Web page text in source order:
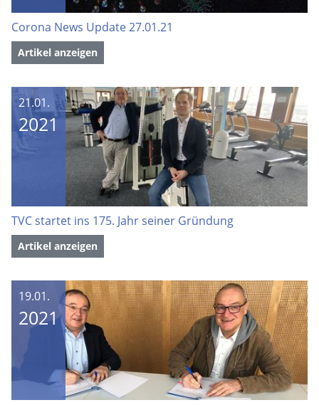
Corona News Update 27.01.21
Artikel anzeigen
21.01.
2021
TVC startet ins 175. Jahr seiner Gründung
Artikel anzeigen
19.01.
2021